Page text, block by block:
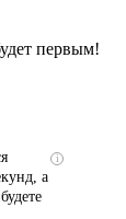
первым!
на
когда